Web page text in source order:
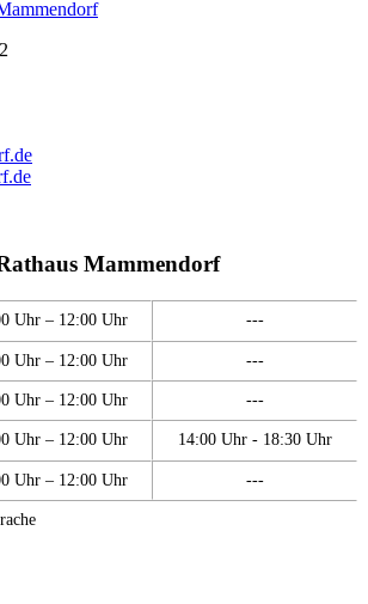
Mammendorf
Uhr – 12:00 Uhr ---
Uhr – 12:00 Uhr ---
Uhr – 12:00 Uhr ---
Uhr – 12:00 Uhr 14:00 Uhr - 18:30 Uhr
Uhr – 12:00 Uhr ---